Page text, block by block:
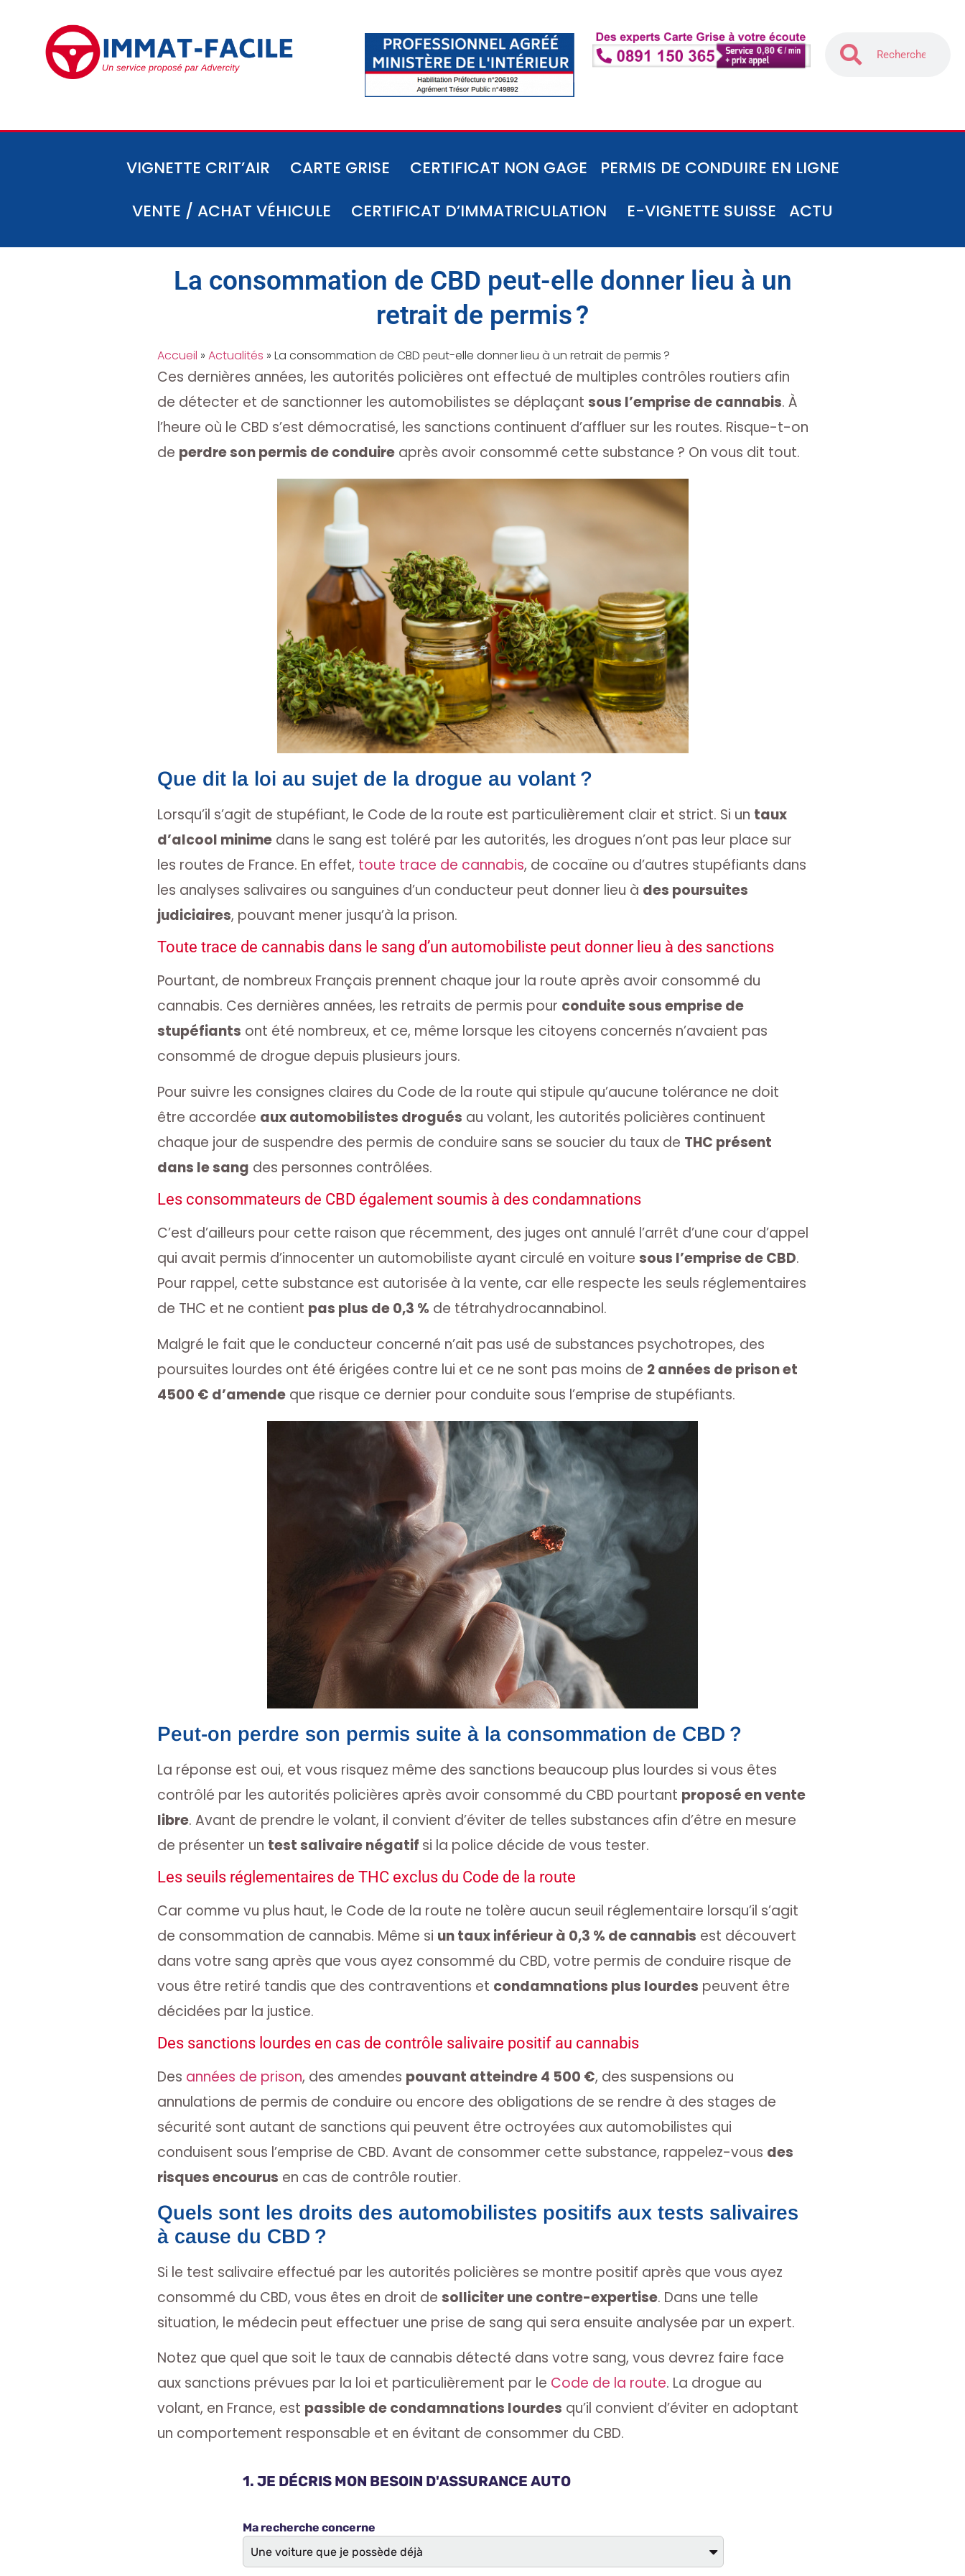
VIGNETTE CRIT’AIR CARTE GRISE CERTIFICAT NON GAGE
PERMIS DE CONDUIRE EN LIGNE
VENTE / ACHAT VÉHICULE
CERTIFICAT D’IMMATRICULATION E-VIGNETTE SUISSE ACTU
La consommation de CBD peut-elle donner lieu à un
retrait de permis ?
Accueil » Actualités » La consommation de CBD peut-elle donner lieu à un retrait de permis ?
Ces dernières années, les autorités policières ont effectué de multiples contrôles routiers afin
de détecter et de sanctionner les automobilistes se déplaçant sous l’emprise de cannabis. À
l’heure où le CBD s’est démocratisé, les sanctions continuent d’affluer sur les routes. Risque-t-on
de perdre son permis de conduireaprès avoir consommé cette substance ? On vous dit tout.
Que dit la loi au sujet de la drogue au volant ?
Lorsqu’il s’agit de stupéfiant, le Code de la route est particulièrement clair et strict. Si un taux
d’alcool minimedans le sang est toléré par les autorités, les drogues n’ont pas leur place sur
les routes de France. En effet, toute trace de cannabis, de cocaïne ou d’autres stupéfiants dans
les analyses salivaires ou sanguines d’un conducteur peut donner lieu à des poursuites
judiciaires, pouvant mener jusqu’à la prison.
Toute trace de cannabis dans le sang d’un automobiliste peut donner lieu à des sanctions
Pourtant, de nombreux Français prennent chaque jour la route après avoir consommé du
cannabis. Ces dernières années, les retraits de permis pour conduite sous emprise de
stupéfiants ont été nombreux, et ce, même lorsque les citoyens concernés n’avaient pas
consommé de drogue depuis plusieurs jours.
Pour suivre les consignes claires du Code de la route qui stipule qu’aucune tolérance ne doit
être accordée aux automobilistes drogués au volant, les autorités policières continuent
chaque jour de suspendre des permis de conduire sans se soucier du taux de THC présent
dans le sang des personnes contrôlées.
Les consommateurs de CBD également soumis à des condamnations
C’est d’ailleurs pour cette raison que récemment, des juges ont annulé l’arrêt d’une cour d’appel
qui avait permis d’innocenter un automobiliste ayant circulé en voiture sous l’emprise de CBD.
Pour rappel, cette substance est autorisée à la vente, car elle respecte les seuls réglementaires
de THC et ne contient pas plus de 0,3 % de tétrahydrocannabinol.
Malgré le fait que le conducteur concerné n’ait pas usé de substances psychotropes, des
poursuites lourdes ont été érigées contre lui et ce ne sont pas moins de 2 années de prison et
4500 € d’amendeque risque ce dernier pour conduite sous l’emprise de stupéfiants.
Peut-on perdre son permis suite à la consommation de CBD ?
La réponse est oui, et vous risquez même des sanctions beaucoup plus lourdes si vous êtes
contrôlé par les autorités policières après avoir consommé du CBD pourtant proposé en vente
libre. Avant de prendre le volant, il convient d’éviter de telles substances afin d’être en mesure
de présenter un test salivaire négatif si la police décide de vous tester.
Les seuils réglementaires de THC exclus du Code de la route
Car comme vu plus haut, le Code de la route ne tolère aucun seuil réglementaire lorsqu’il s’agit
de consommation de cannabis. Même si un taux inférieur à 0,3 % de cannabis est découvert
dans votre sang après que vous ayez consommé du CBD, votre permis de conduire risque de
vous être retiré tandis que des contraventions et condamnations plus lourdes peuvent être
décidées par la justice.
Des sanctions lourdes en cas de contrôle salivaire positif au cannabis
Des années de prison, des amendes pouvant atteindre 4 500 €, des suspensions ou
annulations de permis de conduire ou encore des obligations de se rendre à des stages de
sécurité sont autant de sanctions qui peuvent être octroyées aux automobilistes qui
conduisent sous l’emprise de CBD. Avant de consommer cette substance, rappelez-vous des
risques encourus en cas de contrôle routier.
Quels sont les droits des automobilistes positifs aux tests salivaires
à cause du CBD ?
Si le test salivaire effectué par les autorités policières se montre positif après que vous ayez
consommé du CBD, vous êtes en droit de solliciter une contre-expertise. Dans une telle
situation, le médecin peut effectuer une prise de sang qui sera ensuite analysée par un expert.
Notez que quel que soit le taux de cannabis détecté dans votre sang, vous devrez faire face
aux sanctions prévues par la loi et particulièrement par le Code de la route. La drogue au
volant, en France, est passible de condamnations lourdes qu’il convient d’éviter en adoptant
un comportement responsable et en évitant de consommer du CBD.